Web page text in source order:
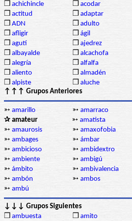
❒ achichincle ❒ acodar
❒ actitud ❒ adaptar
❒ ADN ❒ adulto
❒ afligir ❒ ágil
❒ agutí ❒ ajedrez
❒ albayalde ❒ alcachofa
❒ alegría ❒ alfalfa
❒ aliento ❒ almadén
❒ alpiste ❒ aluche
↑↑↑ Grupos Anteriores
➳ amarillo ➳ amarraco
✰ amateur
➳ amatista
➳ amaurosis ➳ amaxofobia
➳ ambages ➳ ámbar
➳ ambicioso ➳ ambidextro
➳ ambiente ➳ ambigú
➳ ámbito ➳ ambivalencia
➳ ambón ➳ ambos
➳ ambú
↓↓↓ Grupos Siguientes
❒ ambuesta ❒ amito